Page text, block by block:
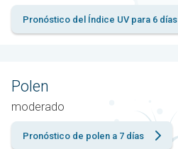
Pronóstico del Índice UV para 6 días
Polen
moderado
Pronóstico de polen a 7 días